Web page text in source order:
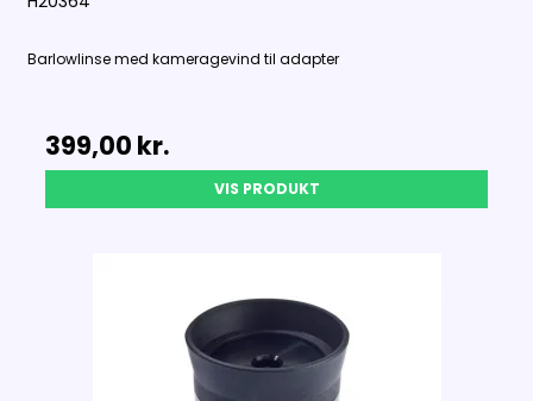
Barlowlinse med kameragevind til adapter
399,00 kr.
VIS PRODUKT